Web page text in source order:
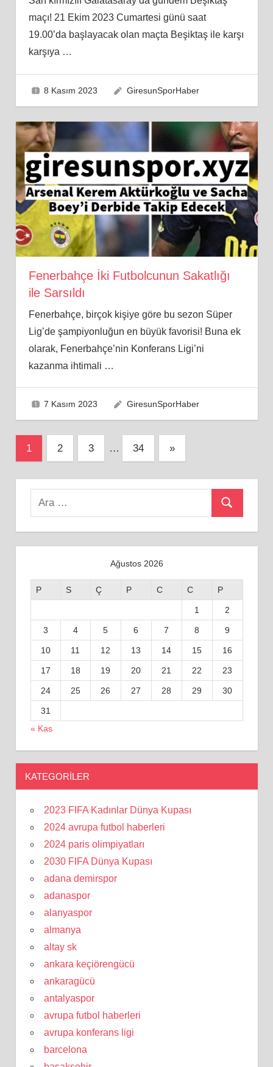
maçı! 21 Ekim 2023 Cumartesi günü saat
19.00’da başlayacak olan maçta Beşiktaş ile karşı
karşıya …
8 Kasım 2023 GiresunSporHaber
Fenerbahçe İki Futbolcunun Sakatlığı
ile Sarsıldı
Fenerbahçe, birçok kişiye göre bu sezon Süper
Lig’de şampiyonluğun en büyük favorisi! Buna ek
olarak, Fenerbahçe’nin Konferans Ligi’ni
kazanma ihtimali …
7 Kasım 2023 GiresunSporHaber
Yazı
1 2 3 … 34
Next
Posts
»
Search
Ara
Ağustos 2026
P S Ç P C C P
1 2
3 4 5 6 7 8 9
10 11 12 13 14 15 16
17 18 19 20 21 22 23
24 25 26 27 28 29 30
31
« Kas
KATEGORILER
2023 FIFA Kadınlar Dünya Kupası
2024 avrupa futbol haberleri
2024 paris olimpiyatları
2030 FIFA Dünya Kupası
adana demirspor
adanaspor
alanyaspor
almanya
altay sk
ankara keçiörengücü
ankaragücü
antalyaspor
avrupa futbol haberleri
avrupa konferans ligi
barcelona